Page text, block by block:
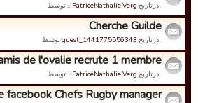
. درتاریخ PatriceNathalie Verg… توسط
Cherche Guilde
. درتاریخ guest_1441775556343توسط
de l'ovalie recrute 1 membre
. درتاریخ PatriceNathalie Verg… توسط
facebook Chefs Rugby manager..